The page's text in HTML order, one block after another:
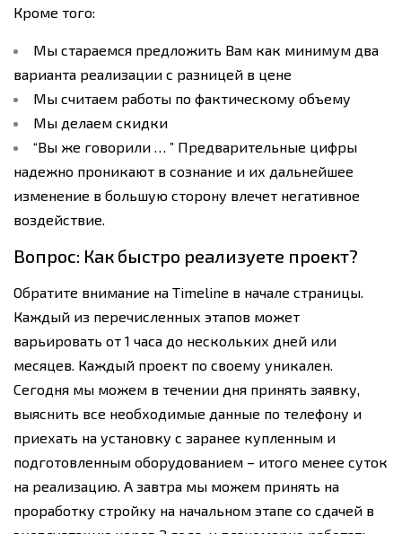
Кроме того:
Мы стараемся предложить Вам как минимум два
варианта реализации с разницей в цене
Мы считаем работы по фактическому объему
Мы делаем скидки
“Вы же говорили … ” Предварительные цифры
надежно проникают в сознание и их дальнейшее
изменение в большую сторону влечет негативное
воздействие.
Вопрос: Как быстро реализуете проект?
Обратите внимание на Timeline в начале страницы.
Каждый из перечисленных этапов может
варьировать от 1 часа до нескольких дней или
месяцев. Каждый проект по своему уникален.
Сегодня мы можем в течении дня принять заявку,
выяснить все необходимые данные по телефону и
приехать на установку с заранее купленным и
подготовленным оборудованием – итого менее суток
на реализацию. А завтра мы можем принять на
проработку стройку на начальном этапе со сдачей в